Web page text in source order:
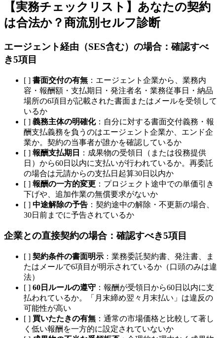
【実務チェックリスト】あなたの契約
は合法か？商流別セルフ診断
エージェント経由（SES含む）の場合：確認すべ
き5項目
[ ] 書面交付の有無 ：エージェント企業から、業務内
容・報酬額・支払期日・発注者名・業務従事日・納品
場所の6項目が記載された書面またはメールを受領して
いるか
[ ] 義務主体の明確化：自分に対する書面交付義務・報
酬支払義務を負うのはエージェント企業か、エンド企
業か。契約の当事者が誰かを確認しているか
[ ] 報酬支払期日
：成果物の受領日（または役務提供
日）から60日以内に支払いが行われているか。再委託
の場合は元請からの支払日起算30日以内か
[ ] 報酬の一方的変更 ：プロジェクト途中での単価引き
下げや、追加作業の無償要求がないか
[ ] 中途解除の予告 ：契約途中の解除・不更新の場合、
30日前までに予告されているか
企業との直接契約の場合：確認すべき5項目
[ ] 契約条件の書面明示 ：業務委託契約書、発注書、ま
たはメールで6項目が明示されているか（口頭のみは違
法）
[ ] 60日ルールの遵守 ：報酬が受領日から60日以内に支
払われているか。「月末締め翌々月末払い」は違反の
可能性が高い
[ ] 買いたたきの有無 ：通常の市場価格と比較して著し
く低い報酬を一方的に設定されていないか